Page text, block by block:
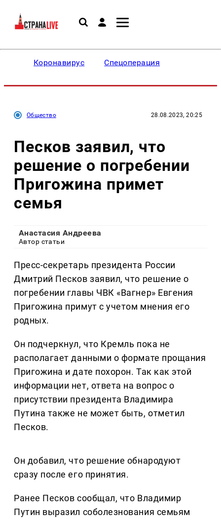
Коронавирус Спецоперация
Общество 28.08.2023, 20:25
Песков заявил, что
решение о погребении
Пригожина примет
семья
Анастасия Андреева
Автор статьи
Пресс-секретарь президента России
Дмитрий Песков заявил, что решение о
погребении главы ЧВК «Вагнер» Евгения
Пригожина примут с учетом мнения его
родных.
Он подчеркнул, что Кремль пока не
располагает данными о формате прощания
Пригожина и дате похорон. Так как этой
информации нет, ответа на вопрос о
присутствии президента Владимира
Путина также не может быть, отметил
Песков.
Он добавил, что решение обнародуют
сразу после его принятия.
Ранее Песков сообщал, что Владимир
Путин выразил соболезнования семьям